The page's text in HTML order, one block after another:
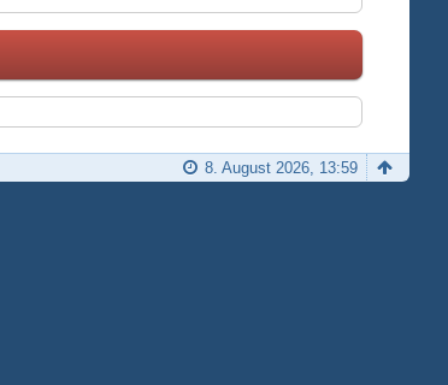
8. August 2026, 13:59